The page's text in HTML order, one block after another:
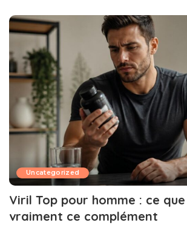
Uncategorized
Viril Top pour homme : ce
vraiment ce complément